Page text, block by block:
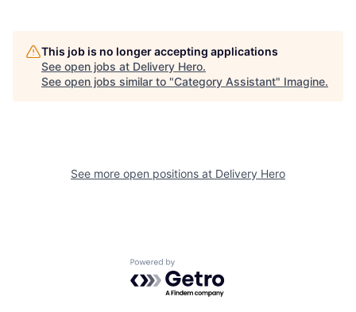
This job is no longer accepting applications
See open jobs at Delivery Hero.
See open jobs similar to "Category Assistant" Imagine.
See more open positions at Delivery Hero
Powered by Getro.com